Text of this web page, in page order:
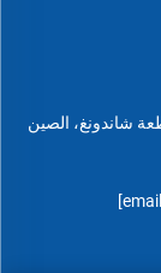
شاندونغ، الصين